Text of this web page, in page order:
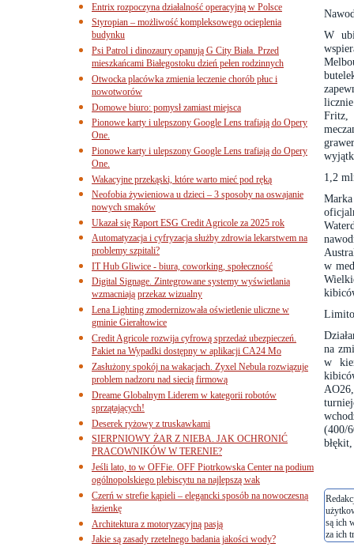
W
Fritz,
1,2
w
na
w
AO26
(400/
są ich
za ich
Entrix rozpoczyna działalność operacyjną w Polsce
Styropian – możliwość kompleksowego ocieplenia
budynku
Psi Patrol i dinozaury opanują G City Biała. Przed
mieszkańcami Białegostoku dzień pełen rodzinnych
Otwocka placówka zmienia leczenie chorób płuc i
nowotworów
Domowe biuro: pomysł zamiast miejsca
Pionowe karty i ulepszony Google Lens trafiają do Opery
One.
Pionowe karty i ulepszony Google Lens trafiają do Opery
One.
Wakacyjne przekąski, które warto mieć pod ręką
Neofobia żywieniowa u dzieci – 3 sposoby na oswajanie
nowych smaków
Ukazał się Raport ESG Credit Agricole za 2025 rok
Automatyzacja i cyfryzacja służby zdrowia lekarstwem na
problemy szpitali?
IT Hub Gliwice - biura, coworking, społeczność
Digital Signage. Zintegrowane systemy wyświetlania
wzmacniają przekaz wizualny
Lena Lighting zmodernizowała oświetlenie uliczne w
gminie Gierałtowice
Credit Agricole rozwija cyfrową sprzedaż ubezpieczeń.
Pakiet na Wypadki dostępny w aplikacji CA24 Mo
Zasłużony spokój na wakacjach. Zyxel Nebula rozwiązuje
problem nadzoru nad siecią firmową
Dreame Globalnym Liderem w kategorii robotów
sprzątających!
Deserek ryżowy z truskawkami
SIERPNIOWY ŻAR Z NIEBA. JAK OCHRONIĆ
PRACOWNIKÓW W TERENIE?
Jeśli lato, to w OFFie. OFF Piotrkowska Center na podium
ogólnopolskiego plebiscytu na najlepszą wak
Czerń w strefie kąpieli – elegancki sposób na nowoczesną
łazienkę
Architektura z motoryzacyjną pasją
Jakie są zasady rzetelnego badania jakości wody?